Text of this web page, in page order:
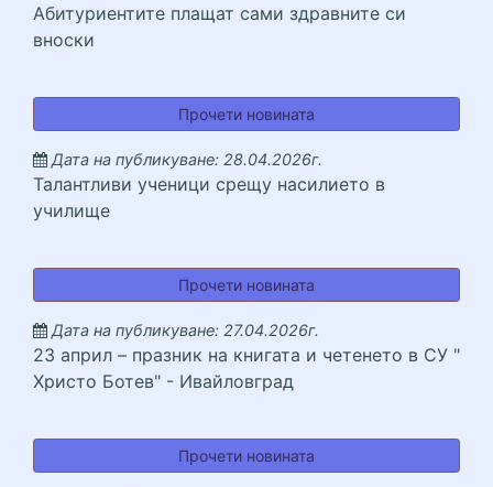
Абитуриентите плащат сами здравните си
вноски
Прочети новината
Дата на публикуване: 28.04.2026г.
Талантливи ученици срещу насилието в
училище
Прочети новината
Дата на публикуване: 27.04.2026г.
23 април – празник на книгата и четенето в СУ "
Христо Ботев" - Ивайловград
Прочети новината